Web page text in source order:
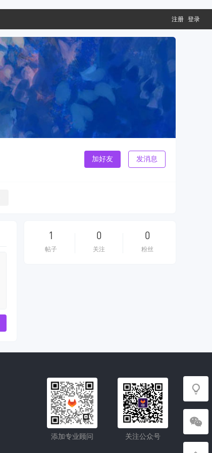
注册 登录
加好友 发消息
1
帖子
0
关注
0
粉丝
关注公众号
添加专业顾问